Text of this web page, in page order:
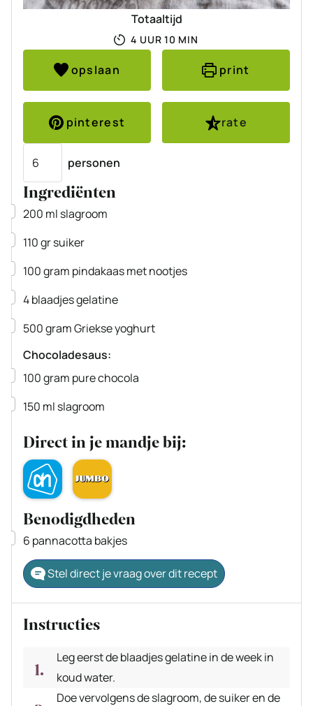
Totaaltijd
4 UUR
UUR 10 MINUTEN
MIN
opslaan print
pinterest
rate
personen
Ingrediënten
▢
200 ml slagroom
▢
110grsuiker
▢
100gram pindakaas met nootjes
▢
4blaadjesgelatine
▢
500gramGriekse yoghurt
Chocoladesaus:
▢
100gram pure chocola
▢
150 ml slagroom
Direct in je mandje bij:
Benodigdheden
▢
6 pannacotta bakjes
Stel direct je vraag over dit recept
Instructies
Leg eerst de blaadjes gelatine in de week in
koud water.
Doe vervolgens de slagroom, de suiker en de